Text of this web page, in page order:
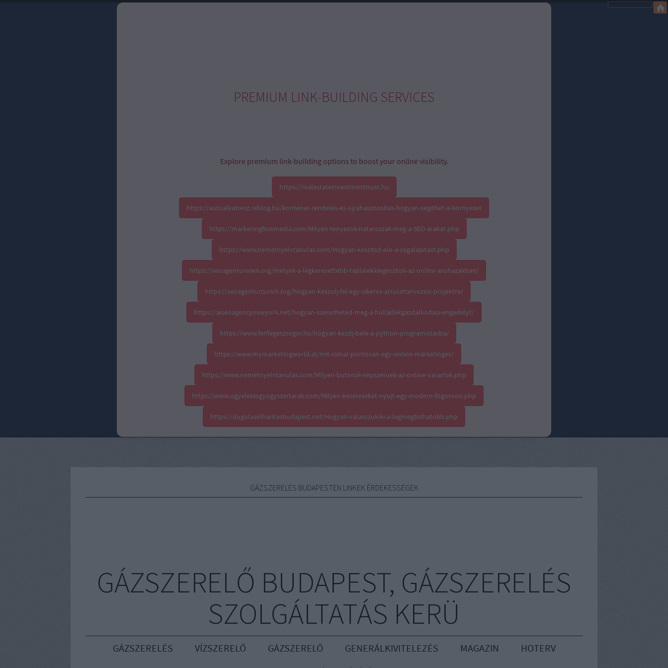
PREMIUM LINK-BUILDING SERVICES
Explore premium link-building options to boost your online visibility.
https://realestateinvestmenttrust.hu
https://autoalkatresz.reblog.hu/kontener-rendeles-es-ujrahasznositas-hogyan-segithet-a-kornyezet
https://marketingfirstmedia.com/Milyen-tenyezok-hatarozzak-meg-a-SEO-arakat.php
https://www.nemetnyelvtanulas.com/Hogyan-keszitsd-elo-a-cegalapitast.php
https://seoagenturwien.org/melyek-a-legkeresettebb-taplalekkiegeszitok-az-online-aruhazakban/
https://seoagenturzurich.org/hogyan-keszulj-fel-egy-sikeres-arculattervezesi-projektre/
https://aiseoagencynewyork.net/hogyan-szerezheted-meg-a-hulladekgazdalkodasi-engedelyt/
https://www.ferfiegeszsegor.hu/hogyan-kezdj-bele-a-python-programozasba/
https://www.mymarketingworld.at/mit-csinal-pontosan-egy-online-marketinges/
https://www.nemetnyelvtanulas.com/Milyen-butorok-nepszeruek-az-online-vasarlok.php
https://www.ugyeletesgyogyszertarak.com/Milyen-kezeleseket-nyujt-egy-modern-fogorvosi.php
https://dugulaselharitasbudapest.net/Hogyan-valasszuk-ki-a-legmegbizhatobb.php
GÁZSZERELÉS BUDAPESTEN LINKEK ÉRDEKESSÉGEK
GÁZSZERELŐ BUDAPEST, GÁZSZERELÉS
SZOLGÁLTATÁS KERÜ
GÁZSZERELÉS VÍZSZERELŐ GÁZSZERELŐ GENERÁLKIVITELEZÉS MAGAZIN
HOTERV